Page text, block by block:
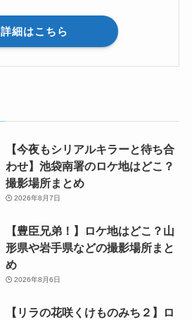
詳細はこちら
【今夜もシリアルキラーと待ち合
わせ】池袋南署のロケ地はどこ？
撮影場所まとめ
2026年8月7日
【豊臣兄弟！】ロケ地はどこ？山
形県や岩手県などの撮影場所まと
め
2026年8月6日
【リラの花咲くけものみち２】ロ